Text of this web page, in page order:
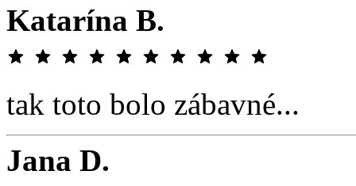
Katarína B.
tak toto bolo zábavné...
Jana D.